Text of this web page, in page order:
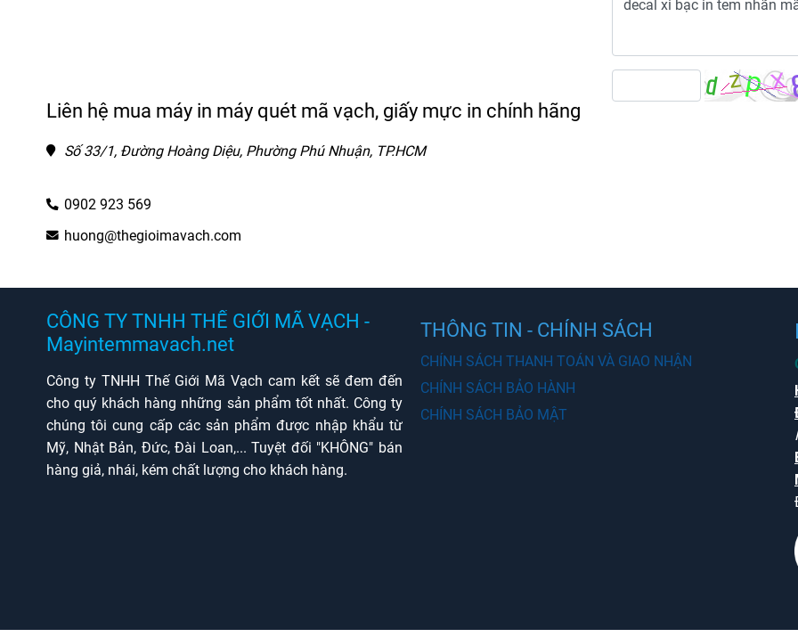
Liên hệ mua máy in máy quét mã vạch, giấy mực in chính hãng
Số 33/1, Đường Hoàng Diệu, Phường Phú Nhuận, TP.HCM
0902 923 569
huong@thegioimavach.com
CÔNG TY TNHH THẾ GIỚI MÃ VẠCH -
Mayintemmavach.net
Công ty TNHH Thế Giới Mã Vạch cam kết sẽ đem đến
cho quý khách hàng những sản phẩm tốt nhất. Công ty
chúng tôi cung cấp các sản phẩm được nhập khẩu từ
Mỹ, Nhật Bản, Đức, Đài Loan,... Tuyệt đối "KHÔNG" bán
hàng giả, nhái, kém chất lượng cho khách hàng.
THÔNG TIN - CHÍNH SÁCH
CHÍNH SÁCH THANH TOÁN VÀ GIAO NHẬN
CHÍNH SÁCH BẢO HÀNH
CHÍNH SÁCH BẢO MẬT